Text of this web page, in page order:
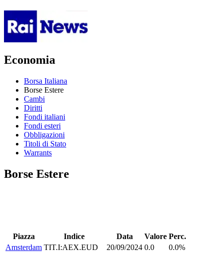
Economia
Borsa Italiana
Borse Estere
Cambi
Diritti
Fondi italiani
Fondi esteri
Obbligazioni
Titoli di Stato
Warrants
Borse Estere
Piazza Indice Data Valore Perc.
Amsterdam TIT.I:AEX.EUD 20/09/2024 0.0
0.0%